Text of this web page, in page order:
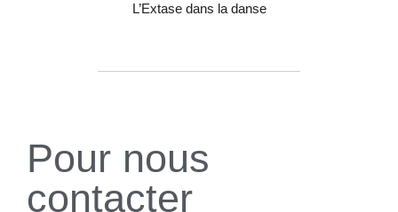
L’Extase dans la danse
Pour nous
contacter